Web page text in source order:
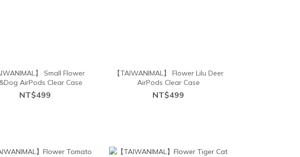
】 Small Flower
AirPods Clear Case
NT$499
【TAIWANIMAL】 Flower Lilu Deer
AirPods Clear Case
NT$499